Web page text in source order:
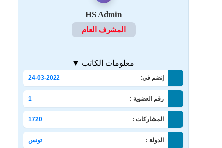
HS Admin
المشرف العام
معلومات الكاتب ▼
إنضم في: 24-03-2022
رقم العضوية : 1
المشاركات : 1720
الدولة : تونس